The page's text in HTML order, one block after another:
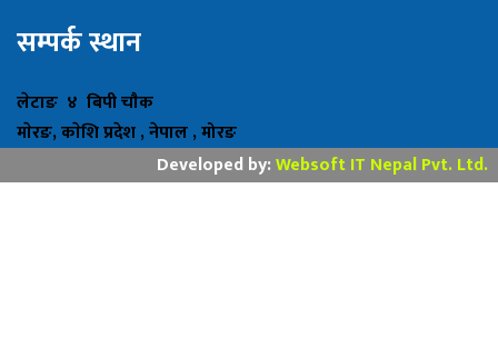
सम्पर्क स्थान
लेटाङ ४ बिपी चाैक
माेरङ, काेशि प्रदेश , नेपाल , मोरङ
Developed by:Websoft IT Nepal Pvt. Ltd.